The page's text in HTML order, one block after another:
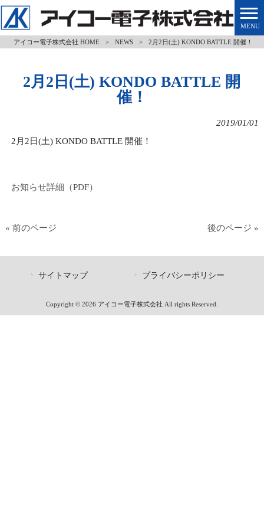
MENU
アイコー電子株式会社 HOME > NEWS > 2月2日(土) KONDO BATTLE 開催！
2月2日(土) KONDO BATTLE 開
催！
2019/01/01
2月2日(土) KONDO BATTLE 開催！
お知らせ詳細（PDF）
« 前のページ 後のページ »
サイトマップ プライバシーポリシー
Copyright © 2026 アイコー電子株式会社 All rights Reserved.